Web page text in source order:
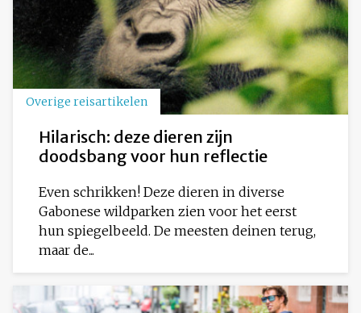
Overige reisartikelen
Hilarisch: deze dieren zijn
doodsbang voor hun reflectie
Even schrikken! Deze dieren in diverse
Gabonese wildparken zien voor het eerst
hun spiegelbeeld. De meesten deinen terug,
maar de...